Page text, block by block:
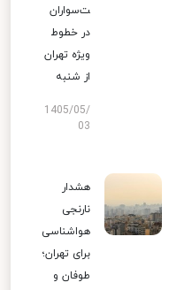
ت‌سواران
در خطوط
ویژه تهران
از شنبه
1405/05/
03
هشدار
نارنجی
هواشناسی
برای تهران؛
طوفان و